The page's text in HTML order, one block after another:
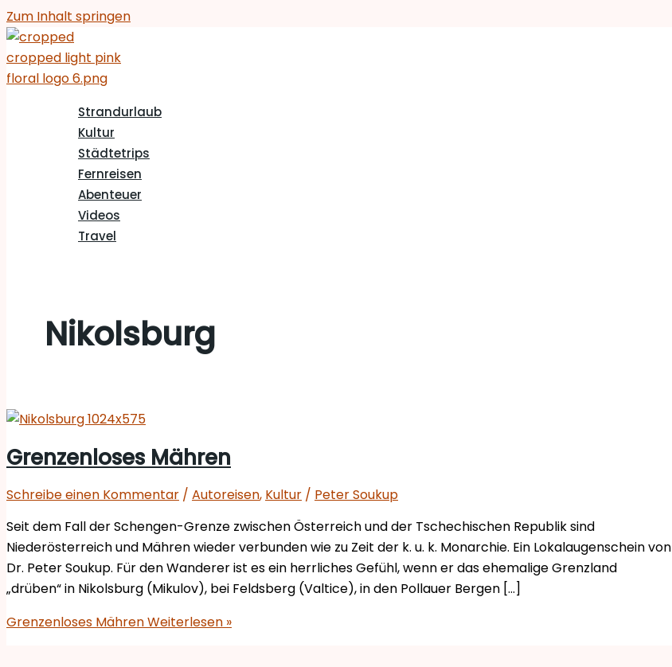
Zum Inhalt springen
Strandurlaub
Kultur
Städtetrips
Fernreisen
Abenteuer
Videos
Travel
Nikolsburg
Grenzenloses Mähren
Schreibe einen Kommentar / Autoreisen, Kultur / Peter Soukup
Seit dem Fall der Schengen-Grenze zwischen Österreich und der Tschechischen Republik sind
Niederösterreich und Mähren wieder verbunden wie zu Zeit der k. u. k. Monarchie. Ein Lokalaugenschein von
Dr. Peter Soukup. Für den Wanderer ist es ein herrliches Gefühl, wenn er das ehemalige Grenzland
„drüben“ in Nikolsburg (Mikulov), bei Feldsberg (Valtice), in den Pollauer Bergen […]
Grenzenloses MährenWeiterlesen »